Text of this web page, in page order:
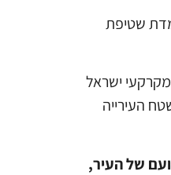
שטיפת
ישראל
העירייה
של העיר,